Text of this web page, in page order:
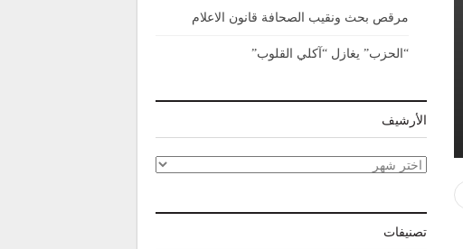
مرقص بحث ونقيب الصحافة قانون الاعلام
“الحزب” يغازل “آكلي القلوب”
الأرشيف
الأرشيف
تصنيفات